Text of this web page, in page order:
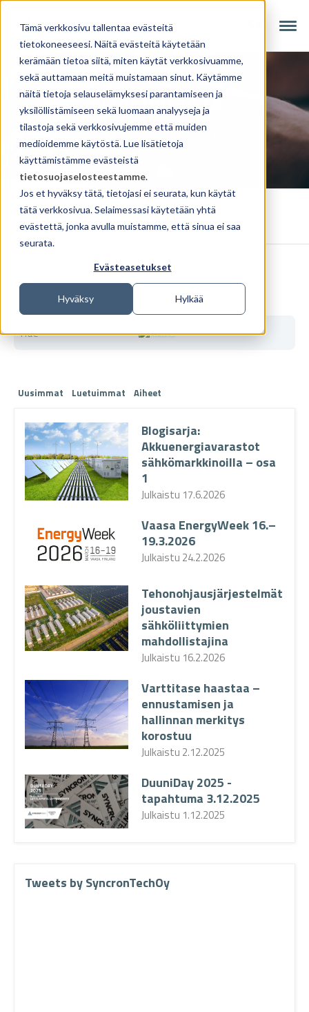
Tämä verkkosivu tallentaa evästeitä
tietokoneeseesi. Näitä evästeitä käytetään
kerämään tietoa siitä, miten käytät verkkosivuamme,
sekä auttamaan meitä muistamaan sinut. Käytämme
näitä tietoja selauselämyksesi parantamiseen ja
yksilöllistämiseen sekä luomaan analyyseja ja
tilastoja sekä verkkosivujemme että muiden
medioidemme käytöstä. Lue lisätietoja
käyttämistämme evästeistä
tietosuojaselosteestamme.
Jos et hyväksy tätä, tietojasi ei seurata, kun käytät
tätä verkkosivua. Selaimessasi käytetään yhtä
evästettä, jonka avulla muistamme, että sinua ei saa
seurata.
Evästeasetukset
Hyväksy Hylkää
Ajankohtaista
Lue uusimmat uutiset ja blogikirjoituksemme.
Uutiset Blogit
Uusimmat Luetuimmat Aiheet
Blogisarja:
Akkuenergiavarastot
sähkömarkkinoilla – osa
1
Julkaistu 17.6.2026
Vaasa EnergyWeek 16.–
19.3.2026
Julkaistu 24.2.2026
Tehonohjausjärjestelmät
joustavien
sähköliittymien
mahdollistajina
Julkaistu 16.2.2026
Varttitase haastaa –
ennustamisen ja
hallinnan merkitys
korostuu
Julkaistu 2.12.2025
DuuniDay 2025 -
tapahtuma 3.12.2025
Julkaistu 1.12.2025
Tweets by SyncronTechOy